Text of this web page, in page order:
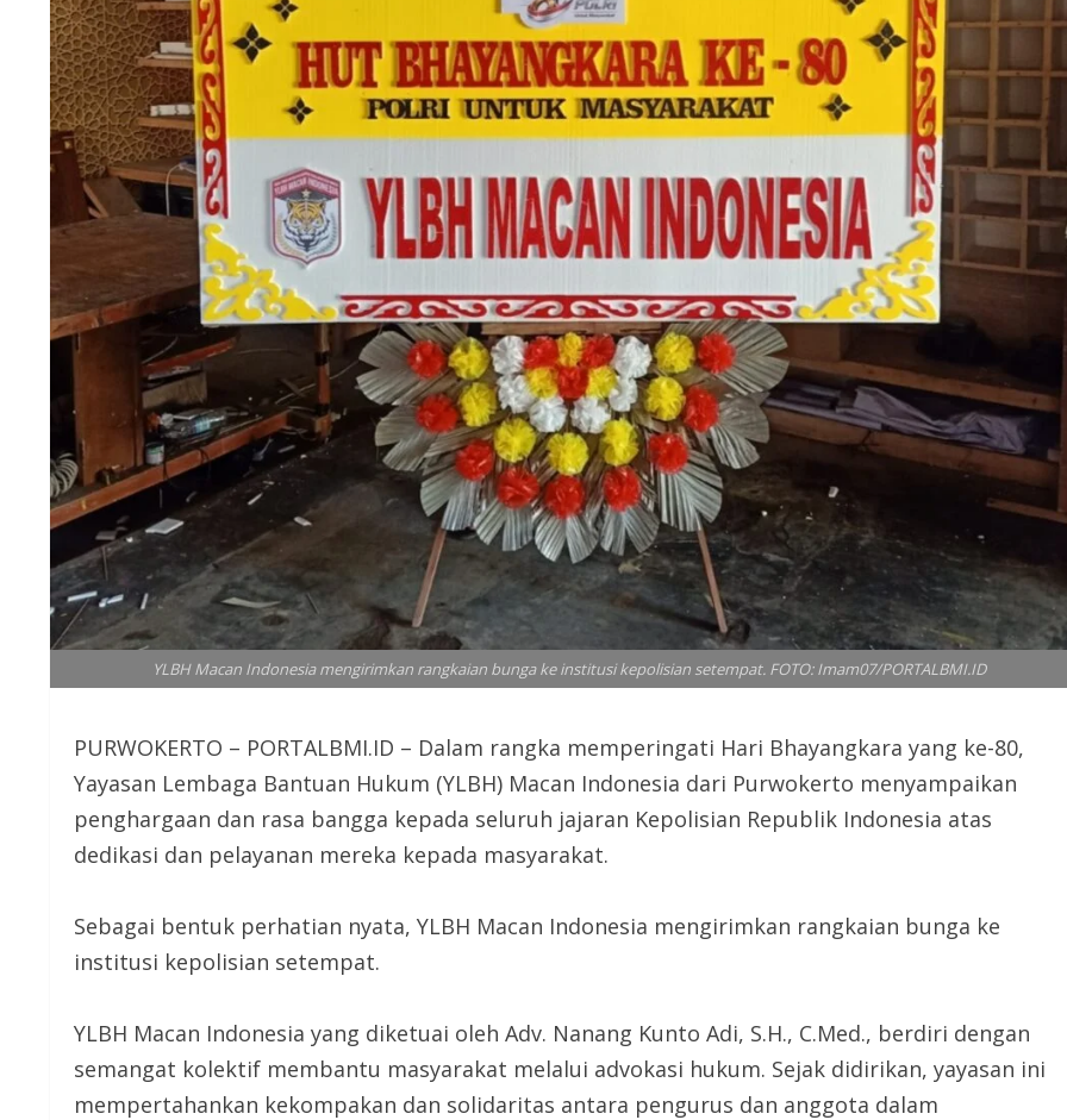
YLBH Macan Indonesia mengirimkan rangkaian bunga ke institusi kepolisian setempat. FOTO: Imam07/PORTALBMI.ID
PURWOKERTO – PORTALBMI.ID – Dalam rangka memperingati Hari Bhayangkara yang ke-80,
Yayasan Lembaga Bantuan Hukum (YLBH) Macan Indonesia dari Purwokerto menyampaikan
penghargaan dan rasa bangga kepada seluruh jajaran Kepolisian Republik Indonesia atas
dedikasi dan pelayanan mereka kepada masyarakat.
Sebagai bentuk perhatian nyata, YLBH Macan Indonesia mengirimkan rangkaian bunga ke
institusi kepolisian setempat.
YLBH Macan Indonesia yang diketuai oleh Adv. Nanang Kunto Adi, S.H., C.Med., berdiri dengan
semangat kolektif membantu masyarakat melalui advokasi hukum. Sejak didirikan, yayasan ini
mempertahankan kekompakan dan solidaritas antara pengurus dan anggota dalam